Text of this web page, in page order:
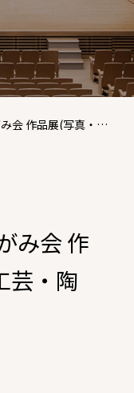
会 作品展(写真・絵
み会 作
芸・陶